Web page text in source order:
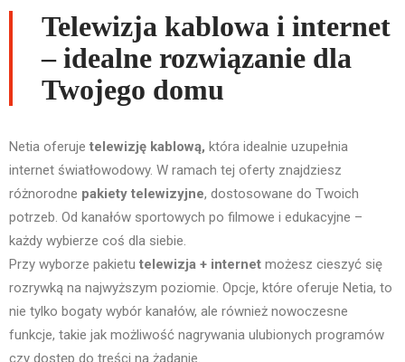
Telewizja kablowa i internet
– idealne rozwiązanie dla
Twojego domu
Netia oferuje telewizję kablową, która idealnie uzupełnia
internet światłowodowy. W ramach tej oferty znajdziesz
różnorodne pakiety telewizyjne, dostosowane do Twoich
potrzeb. Od kanałów sportowych po filmowe i edukacyjne –
każdy wybierze coś dla siebie.
Przy wyborze pakietu telewizja + internet możesz cieszyć się
rozrywką na najwyższym poziomie. Opcje, które oferuje Netia, to
nie tylko bogaty wybór kanałów, ale również nowoczesne
funkcje, takie jak możliwość nagrywania ulubionych programów
czy dostęp do treści na żądanie.